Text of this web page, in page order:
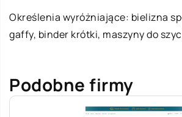
Określenia wyróżniające: bielizna
gaffy, binder krótki, maszyny do
Podobne firmy